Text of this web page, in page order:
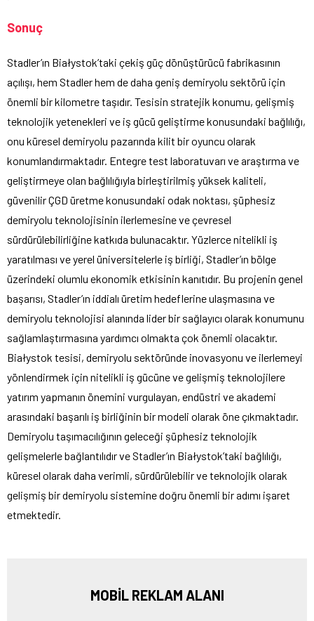
Sonuç
Stadler’ın Białystok’taki çekiş güç dönüştürücü fabrikasının
açılışı, hem Stadler hem de daha geniş demiryolu sektörü için
önemli bir kilometre taşıdır. Tesisin stratejik konumu, gelişmiş
teknolojik yetenekleri ve iş gücü geliştirme konusundaki bağlılığı,
onu küresel demiryolu pazarında kilit bir oyuncu olarak
konumlandırmaktadır. Entegre test laboratuvarı ve araştırma ve
geliştirmeye olan bağlılığıyla birleştirilmiş yüksek kaliteli,
güvenilir ÇGD üretme konusundaki odak noktası, şüphesiz
demiryolu teknolojisinin ilerlemesine ve çevresel
sürdürülebilirliğine katkıda bulunacaktır. Yüzlerce nitelikli iş
yaratılması ve yerel üniversitelerle iş birliği, Stadler’ın bölge
üzerindeki olumlu ekonomik etkisinin kanıtıdır. Bu projenin genel
başarısı, Stadler’ın iddialı üretim hedeflerine ulaşmasına ve
demiryolu teknolojisi alanında lider bir sağlayıcı olarak konumunu
sağlamlaştırmasına yardımcı olmakta çok önemli olacaktır.
Białystok tesisi, demiryolu sektöründe inovasyonu ve ilerlemeyi
yönlendirmek için nitelikli iş gücüne ve gelişmiş teknolojilere
yatırım yapmanın önemini vurgulayan, endüstri ve akademi
arasındaki başarılı iş birliğinin bir modeli olarak öne çıkmaktadır.
Demiryolu taşımacılığının geleceği şüphesiz teknolojik
gelişmelerle bağlantılıdır ve Stadler’ın Białystok’taki bağlılığı,
küresel olarak daha verimli, sürdürülebilir ve teknolojik olarak
gelişmiş bir demiryolu sistemine doğru önemli bir adımı işaret
etmektedir.
MOBİL REKLAM ALANI